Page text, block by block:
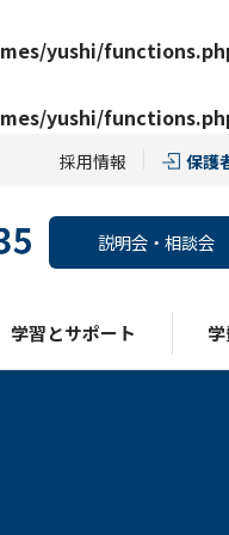
yushi/
yushi/
採用情報 保護
説明会・相談会
学習とサポート